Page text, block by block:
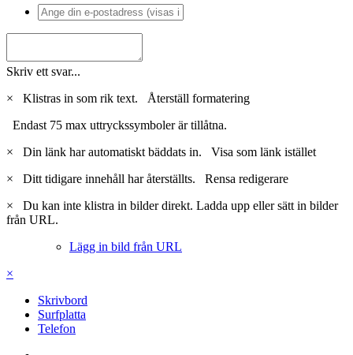
Skriv ett svar...
×
Klistras in som rik text. Återställ formatering
Endast 75 max uttryckssymboler är tillåtna.
×
Din länk har automatiskt bäddats in. Visa som länk istället
×
Ditt tidigare innehåll har återställts. Rensa redigerare
×
Du kan inte klistra in bilder direkt. Ladda upp eller sätt in bilder
från URL.
Lägg in bild från URL
×
Skrivbord
Surfplatta
Telefon